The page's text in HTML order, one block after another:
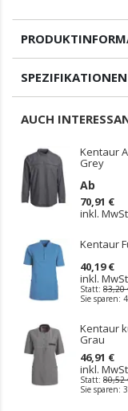
SPEZIFIKATIONEN
AUCH
Kentaur
Grey
Ab
70,91 €
inkl.
Kentaur
40,19 €
inkl.
Statt: 83,20
Sie sparen:
Kentaur
Grau
46,91 €
inkl.
Statt: 80,52
Sie sparen: